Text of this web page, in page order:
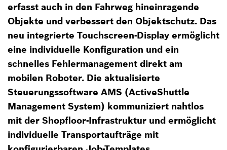
erfasst auch in den Fahrweg hineinragende
Objekte und verbessert den Objektschutz. Das
neu integrierte Touchscreen-Display ermöglicht
eine individuelle Konfiguration und ein
schnelles Fehlermanagement direkt am
mobilen Roboter. Die aktualisierte
Steuerungssoftware AMS (ActiveShuttle
Management System) kommuniziert nahtlos
mit der Shopfloor-Infrastruktur und ermöglicht
individuelle Transportaufträge mit